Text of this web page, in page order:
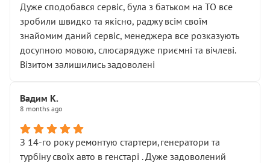
Дуже сподобався сервіс, була з батьком на ТО все
зробили швидко та якісно, раджу всім своїм
знайомим даний сервіс, менеджера все розказують
досупною мовою, слюсарядуже приємні та вічлеві.
Візитом залишились задоволені
Вадим К.
8 months ago
З 14-го року ремонтую стартери,генератори та
турбіну своїх авто в генстарі . Дуже задоволений